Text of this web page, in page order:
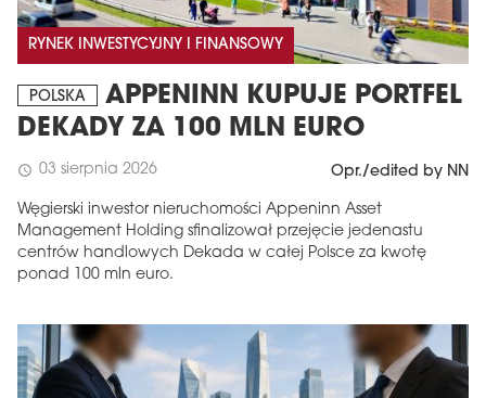
RYNEK INWESTYCYJNY I FINANSOWY
POLSKA
APPENINN KUPUJE PORTFEL
DEKADY ZA 100 MLN EURO
schedule 03 sierpnia 2026 Opr./edited by NN
Węgierski inwestor nieruchomości Appeninn Asset
Management Holding sfinalizował przejęcie jedenastu
centrów handlowych Dekada w całej Polsce za kwotę
ponad 100 mln euro.